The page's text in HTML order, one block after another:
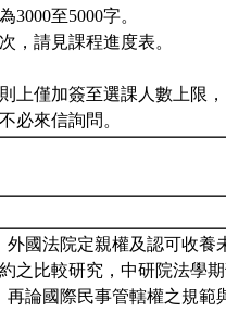
3000至5000字。
，請見課程進度表。
上僅加簽至選課人數上限
必來信詢問。
外國法院定親權及認可收
之比較研究，中研院法學期
再論國際民事管轄權之規